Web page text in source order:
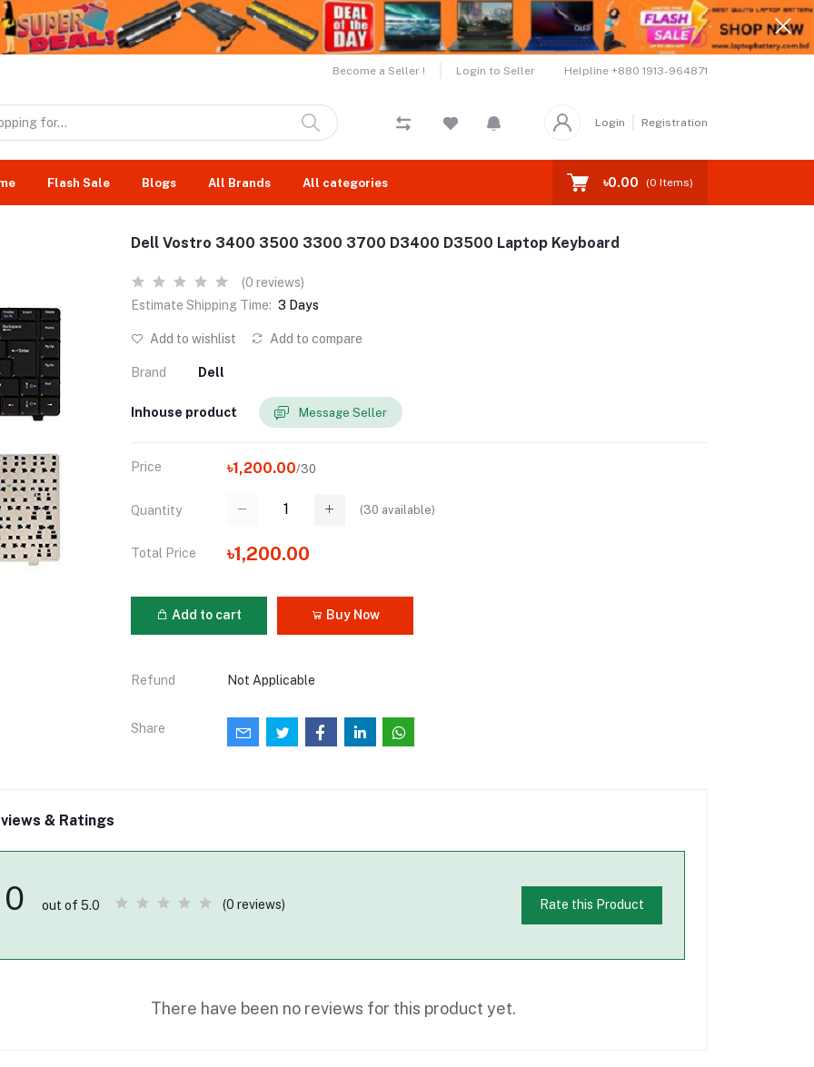
Become a Seller ! Login to Seller Helpline +880 1913-964871
Login Registration
Flash Sale Blogs All Brands All categories ৳0.00 (0 Items)
Dell Vostro 3400 3500 3300 3700 D3400 D3500 Laptop Keyboard
(0 reviews)
Estimate Shipping Time: 3 Days
Add to wishlist Add to compare
Brand Dell
Inhouse product Message Seller
Price ৳1,200.00/30
Quantity (30 available)
Total Price ৳1,200.00
Add to cart Buy Now
Refund Not Applicable
Share
& Ratings
0 out of 5.0 (0 reviews) Rate this Product
There have been no reviews for this product yet.